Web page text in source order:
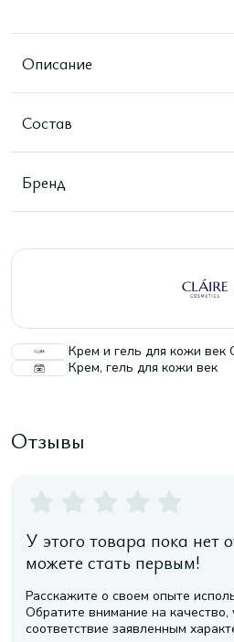
Описание
Состав
Бренд
Крем и гель для кожи век
Крем, гель для кожи век
Отзывы
У этого товара пока нет
можете стать первым!
Расскажите о своем опыте
Обратите внимание на качество,
соответствие заявленным